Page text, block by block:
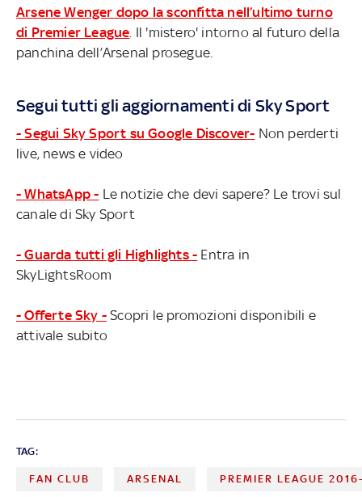
Arsene Wenger dopo la sconfitta nell’ultimo turno
di Premier League . Il 'mistero' intorno al futuro della
panchina dell’Arsenal prosegue.
Segui tutti gli aggiornamenti di Sky Sport
- Segui Sky Sport su Google Discover- Non perderti
live, news e video
- WhatsApp - Le notizie che devi sapere? Le trovi sul
canale di Sky Sport
- Guarda tutti gli Highlights - Entra in
SkyLightsRoom
- Offerte Sky - Scopri le promozioni disponibili e
attivale subito
TAG:
FAN CLUB ARSENAL PREMIER LEAGUE